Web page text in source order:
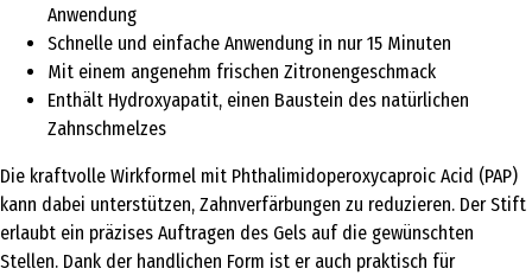
Anwendung
Schnelle und einfache Anwendung in nur 15 Minuten
Mit einem angenehm frischen Zitronengeschmack
Enthält Hydroxyapatit, einen Baustein des natürlichen
Zahnschmelzes
Die kraftvolle Wirkformel mit Phthalimidoperoxycaproic Acid (PAP)
kann dabei unterstützen, Zahnverfärbungen zu reduzieren. Der Stift
erlaubt ein präzises Auftragen des Gels auf die gewünschten
Stellen. Dank der handlichen Form ist er auch praktisch für